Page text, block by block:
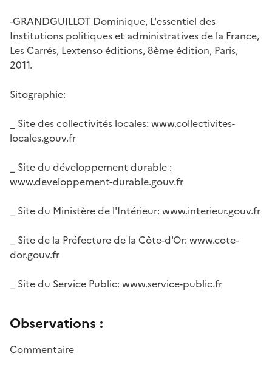
-GRANDGUILLOT Dominique, L'essentiel des
Institutions politiques et administratives de la France,
Les Carrés, Lextenso éditions, 8ème édition, Paris,
2011.
Sitographie:
_ Site des collectivités locales: www.collectivites-
locales.gouv.fr
_ Site du développement durable :
www.developpement-durable.gouv.fr
_ Site du Ministère de l'Intérieur: www.interieur.gouv.fr
_ Site de la Préfecture de la Côte-d'Or: www.cote-
dor.gouv.fr
_ Site du Service Public: www.service-public.fr
Observations :
Commentaire